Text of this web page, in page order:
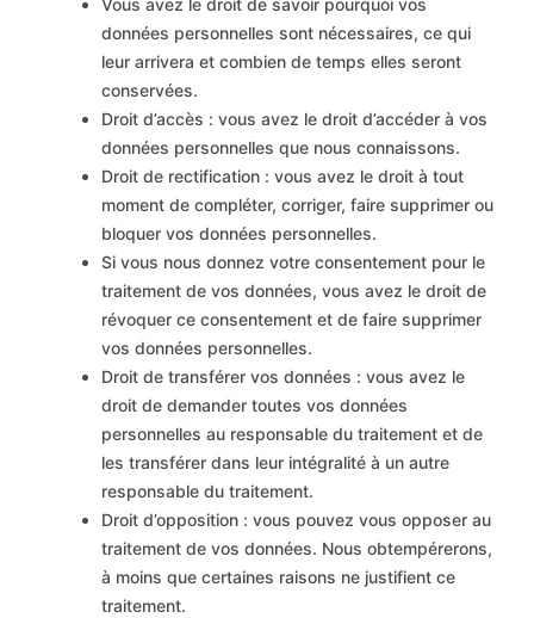
Vous avez le droit de savoir pourquoi vos
données personnelles sont nécessaires, ce qui
leur arrivera et combien de temps elles seront
conservées.
Droit d’accès : vous avez le droit d’accéder à vos
données personnelles que nous connaissons.
Droit de rectification : vous avez le droit à tout
moment de compléter, corriger, faire supprimer ou
bloquer vos données personnelles.
Si vous nous donnez votre consentement pour le
traitement de vos données, vous avez le droit de
révoquer ce consentement et de faire supprimer
vos données personnelles.
Droit de transférer vos données : vous avez le
droit de demander toutes vos données
personnelles au responsable du traitement et de
les transférer dans leur intégralité à un autre
responsable du traitement.
Droit d’opposition : vous pouvez vous opposer au
traitement de vos données. Nous obtempérerons,
à moins que certaines raisons ne justifient ce
traitement.